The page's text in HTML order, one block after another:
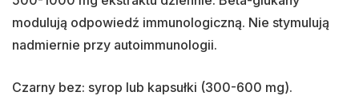
modulują odpowiedź immunologiczną. Nie stymulują
nadmiernie przy autoimmunologii.
Czarny bez: syrop lub kapsułki (300-600 mg).